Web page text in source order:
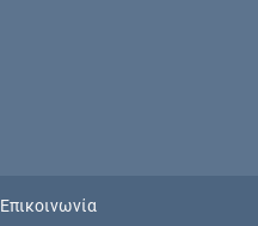
Επικοινωνία